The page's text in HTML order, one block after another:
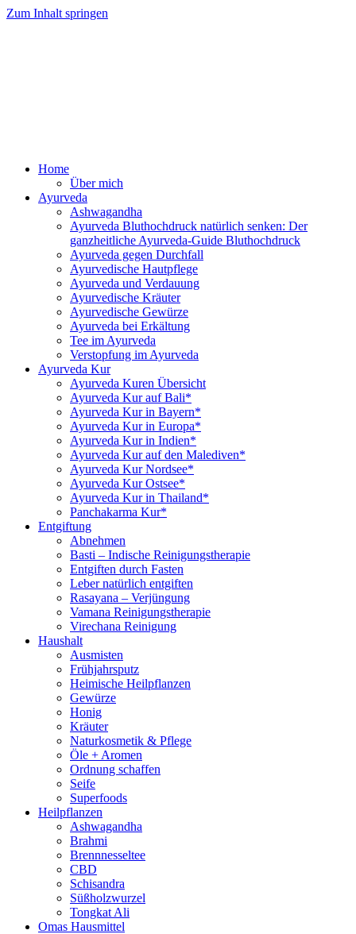
Zum Inhalt springen
Home
Über mich
Ayurveda
Ashwagandha
Ayurveda Bluthochdruck natürlich senken: Der
ganzheitliche Ayurveda-Guide Bluthochdruck
Ayurveda gegen Durchfall
Ayurvedische Hautpflege
Ayurveda und Verdauung
Ayurvedische Kräuter
Ayurvedische Gewürze
Ayurveda bei Erkältung
Tee im Ayurveda
Verstopfung im Ayurveda
Ayurveda Kur
Ayurveda Kuren Übersicht
Ayurveda Kur auf Bali*
Ayurveda Kur in Bayern*
Ayurveda Kur in Europa*
Ayurveda Kur in Indien*
Ayurveda Kur auf den Malediven*
Ayurveda Kur Nordsee*
Ayurveda Kur Ostsee*
Ayurveda Kur in Thailand*
Panchakarma Kur*
Entgiftung
Abnehmen
Basti – Indische Reinigungstherapie
Entgiften durch Fasten
Leber natürlich entgiften
Rasayana – Verjüngung
Vamana Reinigungstherapie
Virechana Reinigung
Haushalt
Ausmisten
Frühjahrsputz
Heimische Heilpflanzen
Gewürze
Honig
Kräuter
Naturkosmetik & Pflege
Öle + Aromen
Ordnung schaffen
Seife
Superfoods
Heilpflanzen
Ashwagandha
Brahmi
Brennnesseltee
CBD
Schisandra
Süßholzwurzel
Tongkat Ali
Omas Hausmittel